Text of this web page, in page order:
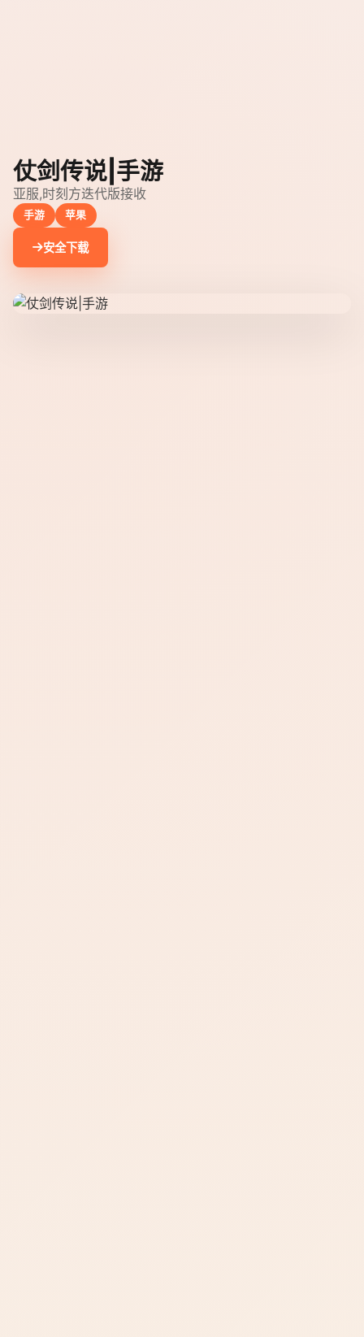
仗剑传说|手游
亚服,时刻方迭代版接收
手游 苹果
安全下载